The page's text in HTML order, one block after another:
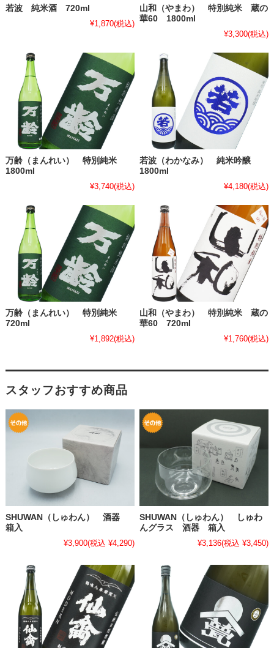
若波 純米酒 720ml
¥1,870(税込)
山和（やまわ） 特別純米 蔵の
華60 1800ml
¥3,300(税込)
万齢（まんれい） 特別純米
1800ml
¥3,740(税込)
若波（わかなみ） 純米吟醸
1800ml
¥4,180(税込)
万齢（まんれい） 特別純米
720ml
¥1,892(税込)
山和（やまわ） 特別純米 蔵の
華60 720ml
¥1,760(税込)
スタッフおすすめ商品
SHUWAN（しゅわん） 酒器
箱入
¥3,900(税込 ¥4,290)
SHUWAN（しゅわん） しゅわ
んグラス 酒器 箱入
¥3,136(税込 ¥3,450)